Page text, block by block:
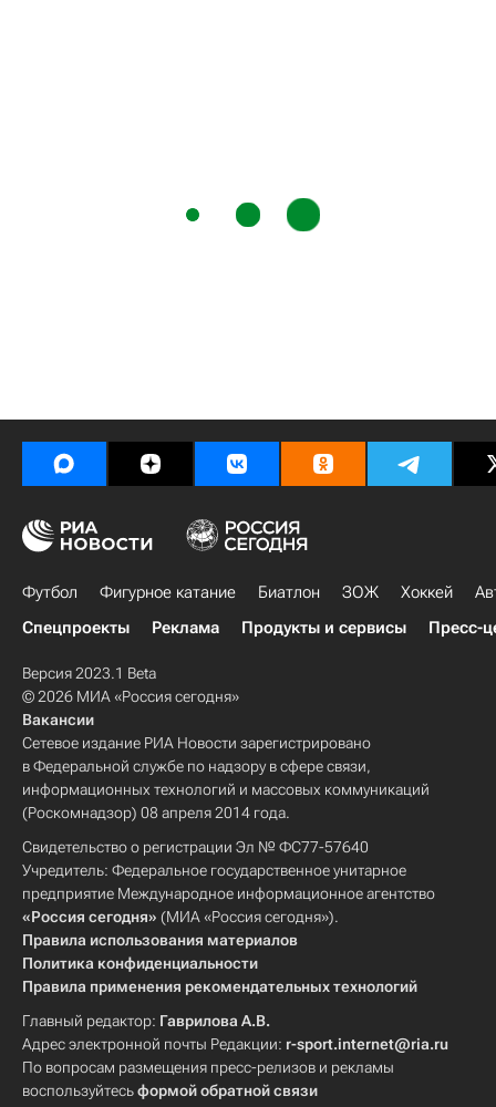
Футбол Фигурное катание Биатлон ЗОЖ Хоккей
Спецпроекты
Реклама Продукты и сервисы Пресс-
Версия 2023.1 Beta
© 2026 МИА «Россия сегодня»
Вакансии
Сетевое издание РИА Новости зарегистрировано
в Федеральной службе по надзору в сфере связи,
информационных технологий и массовых коммуникаций
(Роскомнадзор) 08 апреля 2014 года.
Свидетельство о регистрации Эл № ФС77-57640
Учредитель: Федеральное государственное унитарное
предприятие Международное информационное агентство
«Россия сегодня» (МИА «Россия сегодня»).
Правила использования материалов
Политика конфиденциальности
Правила применения рекомендательных технологий
Главный редактор: Гаврилова А.В.
Адрес электронной почты Редакции: r-sport.internet@ria.ru
По вопросам размещения пресс-релизов и рекламы
воспользуйтесьформой обратной связи